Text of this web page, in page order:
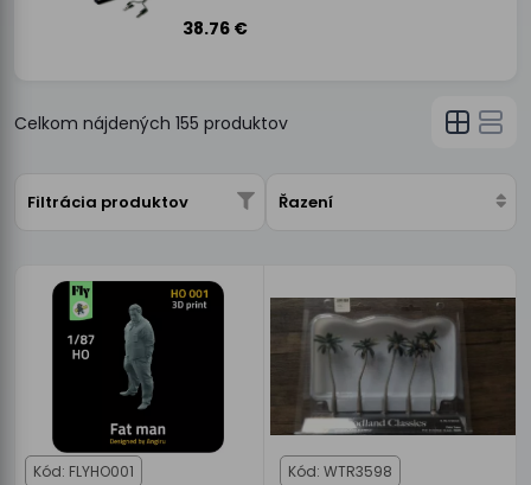
38.76 €
Celkom nájdených 155 produktov
Filtrácia produktov Řazení
Kód: FLYHO001 Kód: WTR3598